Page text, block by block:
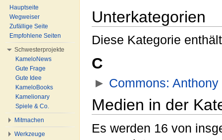
Unterkategorien
Diese Kategorie
C
► Commons:
Medien in der
Es werden 16 von
Hauptseite
Wegweiser
Zufällige Seite
Empfohlene Seiten
Schwesterprojekte
KameloNews
Gute Frage
Gute Idee
KameloBooks
Kamelionary
Spiele & Co.
Mitmachen
Werkzeuge